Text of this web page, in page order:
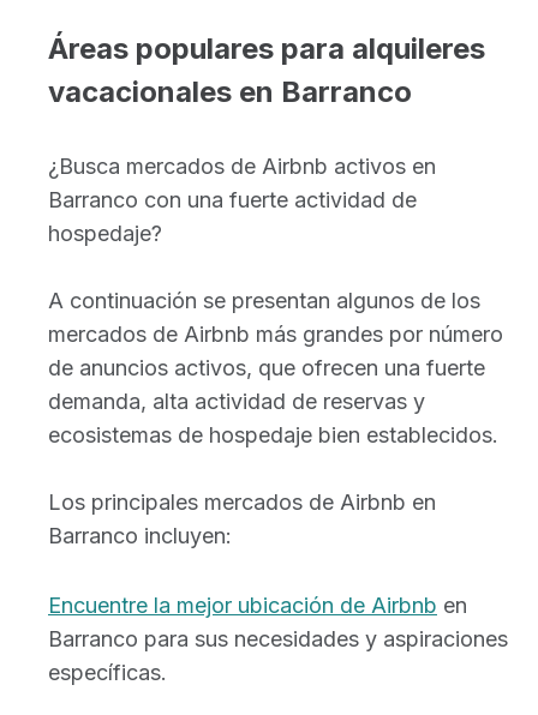
Áreas populares para alquileres
vacacionales en Barranco
¿Busca mercados de Airbnb activos en
Barranco con una fuerte actividad de
hospedaje?
A continuación se presentan algunos de los
mercados de Airbnb más grandes por número
de anuncios activos, que ofrecen una fuerte
demanda, alta actividad de reservas y
ecosistemas de hospedaje bien establecidos.
Los principales mercados de Airbnb en
Barranco incluyen:
Encuentre la mejor ubicación de Airbnb en
Barranco para sus necesidades y aspiraciones
específicas.